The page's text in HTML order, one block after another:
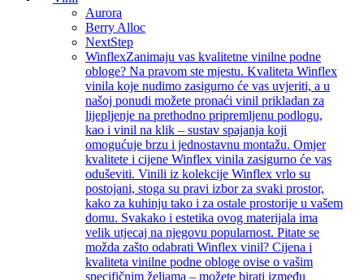
Aurora
Berry Alloc
NextStep
WinflexZanimaju vas kvalitetne vinilne podne
obloge? Na pravom ste mjestu. Kvaliteta Winflex
vinila koje nudimo zasigurno će vas uvjeriti, a u
našoj ponudi možete pronaći vinil prikladan za
lijepljenje na prethodno pripremljenu podlogu,
kao i vinil na klik – sustav spajanja koji
omogućuje brzu i jednostavnu montažu. Omjer
kvalitete i cijene Winflex vinila zasigurno će vas
oduševiti. Vinili iz kolekcije Winflex vrlo su
postojani, stoga su pravi izbor za svaki prostor,
kako za kuhinju tako i za ostale prostorije u vašem
domu. Svakako i estetika ovog materijala ima
velik utjecaj na njegovu popularnost. Pitate se
možda zašto odabrati Winflex vinil? Cijena i
kvaliteta vinilne podne obloge ovise o vašim
specifičnim željama – možete birati između